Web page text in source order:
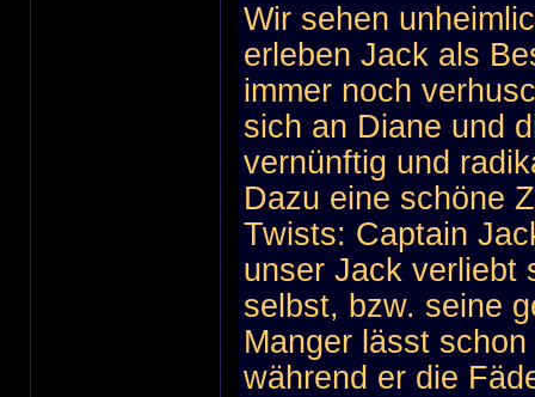
Wir sehen
erleben Jack als
immer noch
sich an Diane und
vernünftig und
Dazu eine schöne
Twists: Captain
unser Jack verliebt
selbst, bzw. seine
Manger lässt
während er die